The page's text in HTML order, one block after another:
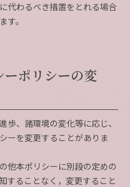
代わるべき措置をとれる場合
す。
ポリシーの変
歩、諸環境の変化等に応じ、
ーを変更することがありま
他本ポリシーに別段の定めの
することなく，変更すること